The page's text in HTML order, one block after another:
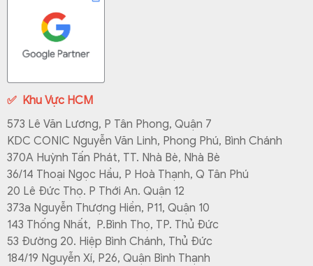
✅ Khu Vực HCM
573 Lê Văn Lương, P Tân Phong, Quận 7
KDC CONIC Nguyễn Văn Linh, Phong Phú, Bình Chánh
370A Huỳnh Tấn Phát, TT. Nhà Bè, Nhà Bè
36/14 Thoại Ngọc Hầu, P Hoà Thạnh, Q Tân Phú
20 Lê Đức Thọ. P Thới An. Quận 12
373a Nguyễn Thượng Hiền, P11, Quận 10
143 Thống Nhất, P.Bình Thọ, TP. Thủ Đức
53 Đường 20. Hiệp Bình Chánh, Thủ Đức
184/19 Nguyễn Xí, P26, Quận Bình Thạnh